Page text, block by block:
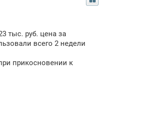
тыс. руб. цена за
всего 2 недели
прикосновении к